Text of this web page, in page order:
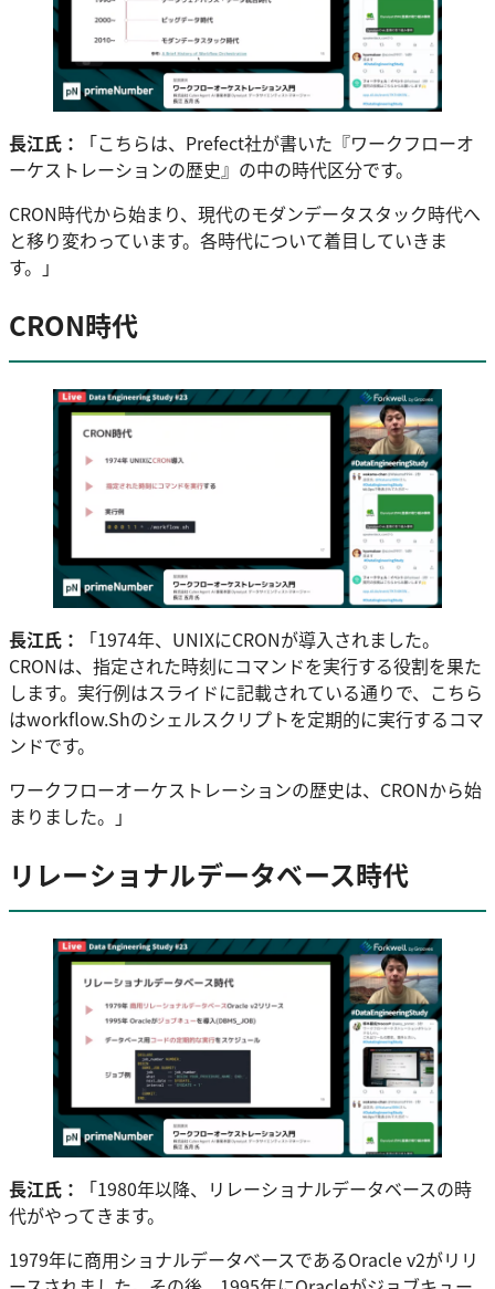
長江氏：
「こちらは、Prefect社が書いた『ワークフローオ
ーケストレーションの歴史』の中の時代区分です。
CRON時代から始まり、現代のモダンデータスタック時代へ
と移り変わっています。各時代について着目していきま
す。」
CRON時代
長江氏：
「1974年、UNIXにCRONが導入されました。
CRONは、指定された時刻にコマンドを実行する役割を果た
します。実行例はスライドに記載されている通りで、こちら
はworkflow.Shのシェルスクリプトを定期的に実行するコマ
ンドです。
ワークフローオーケストレーションの歴史は、CRONから始
まりました。」
リレーショナルデータベース時代
長江氏：
「1980年以降、リレーショナルデータベースの時
代がやってきます。
1979年に商用ショナルデータベースであるOracle v2がリリ